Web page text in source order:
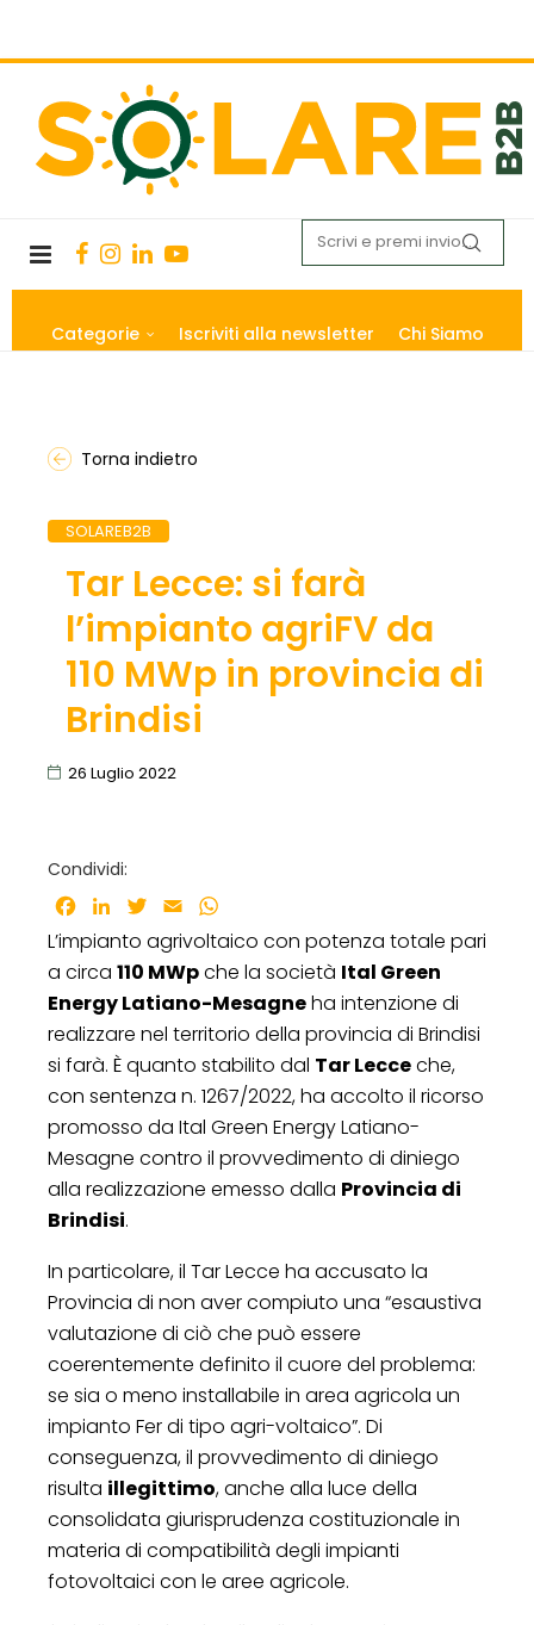
Categorie Iscriviti alla newsletter Chi Siamo
Torna indietro
SOLAREB2B
Tar Lecce: si farà
l’impianto agriFV da
110 MWp in provincia di
Brindisi
26 Luglio 2022
Condividi:
Facebook
LinkedInTwitter
Email
L’impianto agrivoltaico con potenza totale pari
a circa 110 MWpche la società Ital Green
Energy Latiano-Mesagneha intenzione di
realizzare nel territorio della provincia di Brindisi
si farà. È quanto stabilito dal Tar Lecceche,
con sentenza n. 1267/2022, ha accolto il ricorso
promosso da Ital Green Energy Latiano-
Mesagne contro il provvedimento di diniego
alla realizzazione emesso dalla Provincia di
Brindisi.
In particolare, il Tar Lecce ha accusato la
Provincia di non aver compiuto una “esaustiva
valutazione di ciò che può essere
coerentemente definito il cuore del problema:
se sia o meno installabile in area agricola un
impianto Fer di tipo agri-voltaico”. Di
conseguenza, il provvedimento di diniego
risulta illegittimo, anche alla luce della
consolidata giurisprudenza costituzionale in
materia di compatibilità degli impianti
fotovoltaici con le aree agricole.